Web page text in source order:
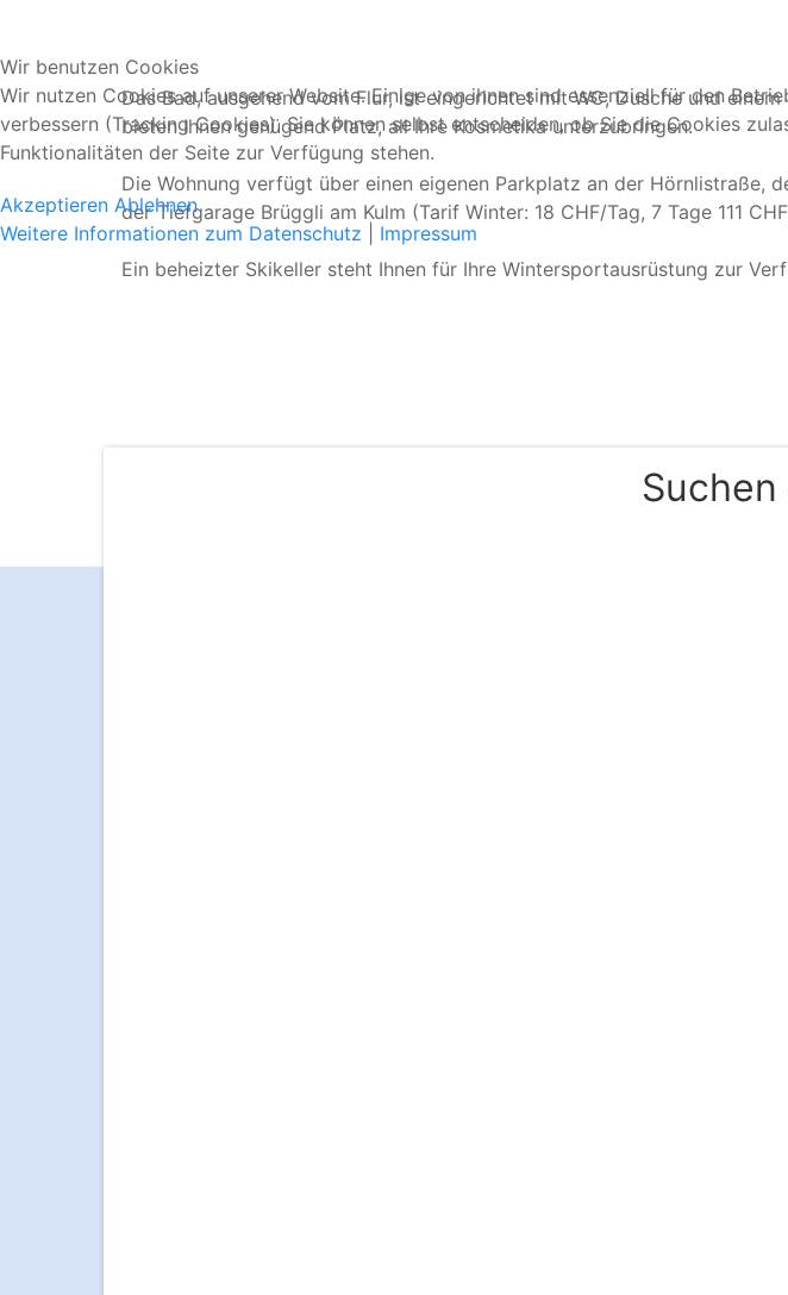
Das Bad, ausgehend vom Flur, ist eingerichtet mit WC, Dusche und
bieten Ihnen genügend Platz, all Ihre Kosmetika unterzubringen.
Die Wohnung verfügt über einen eigenen Parkplatz an der Hörnlistraße,
der Tiefgarage Brüggli am Kulm (Tarif Winter: 18 CHF/Tag, 7 Tage 111
Ein beheizter Skikeller steht Ihnen für Ihre Wintersportausrüstung zur
Wir benutzen Cookies
Wir nutzen Cookies auf unserer Website. Einige von ihnen sind essenziell für den
verbessern (Tracking Cookies). Sie können selbst entscheiden, ob Sie die Cookies
Funktionalitäten der Seite zur Verfügung stehen.
Akzeptieren Ablehnen
Weitere Informationen zum Datenschutz
Impressum
Suchen